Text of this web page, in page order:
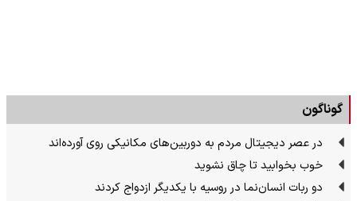
گوناگون
در عصر دیجیتال مردم به دوربین‌های مکانیکی روی آورده‌اند
خوب بخوابید تا چاق نشوید
دو ربات انسان‌نما در روسیه با یکدیگر ازدواج کردند